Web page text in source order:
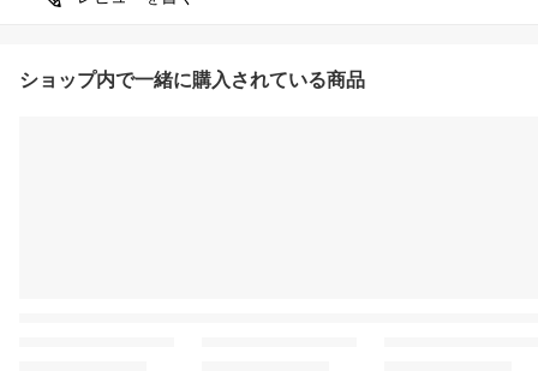
ショップ内で一緒に購入されている商品